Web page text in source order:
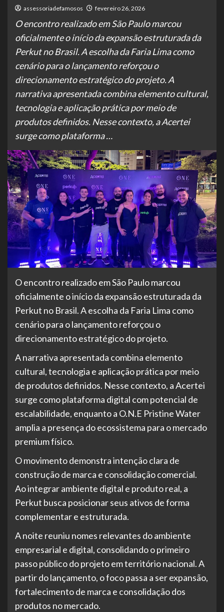
assessoriadefamosos fevereiro 26, 2026
O encontro realizado em São Paulo marcou
oficialmente o início da expansão estruturada da
Perkut no Brasil. A escolha da Faria Lima como
cenário para o lançamento reforçou o
direcionamento estratégico do projeto. A
narrativa apresentada combina elemento cultural,
tecnologia e aplicação prática por meio de
produtos definidos. Nesse contexto, a Acertei
surge como plataforma …
O encontro realizado em São Paulo marcou
oficialmente o início da expansão estruturada da
Perkut no Brasil. A escolha da Faria Lima como
cenário para o lançamento reforçou o
direcionamento estratégico do projeto.
A narrativa apresentada combina elemento
cultural, tecnologia e aplicação prática por meio
de produtos definidos. Nesse contexto, a Acertei
surge como plataforma digital com potencial de
escalabilidade, enquanto a O.N.E Pristine Water
amplia a presença do ecossistema para o mercado
premium físico.
O movimento demonstra intenção clara de
construção de marca e consolidação comercial.
Ao integrar ambiente digital e produto real, a
Perkut busca posicionar seus ativos de forma
complementar e estruturada.
A noite reuniu nomes relevantes do ambiente
empresarial e digital, consolidando o primeiro
passo público do projeto em território nacional. A
partir do lançamento, o foco passa a ser expansão,
fortalecimento de marca e consolidação dos
produtos no mercado.